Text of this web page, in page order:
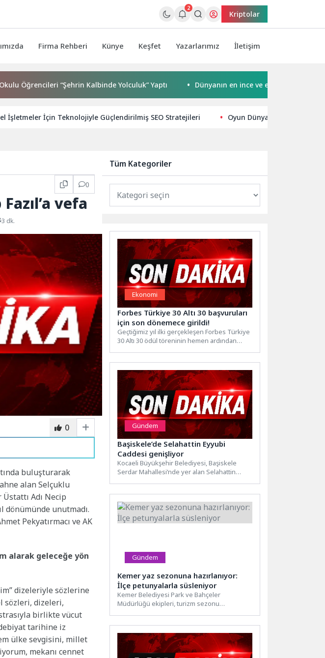
2
Kriptolar
Firma Rehberi Künye Keşfet Yazarlarımız İletişim
“Şehrin Kalbinde Yolculuk” Yaptı Dünyanın en ince ve en güçlü katlanabilir
İşletmeler İçin Teknolojiyle Güçlendirilmiş SEO Stratejileri Oyun Dünyasında Ezber
0
vefa
3 dk.
0
buluşturarak
alan Selçuklu
Adı Necip
dönümünde unutmadı.
Pekyatırmacı ve AK
alarak geleceğe yön
dizeleriyle sözlerine
sözleri, dizeleri,
birlikte vücut
tarihine iz
ülke sevgisini, millet
mekanı cennet
Tüm Kategoriler
Ekonomi
Forbes Türkiye 30 Altı 30 başvuruları
için son dönemece girildi!
Geçtiğimiz yıl ilki gerçekleşen Forbes Türkiye
30 Altı 30 ödül töreninin hemen ardından
Gündem
Başiskele’de Selahattin Eyyubi
Caddesi genişliyor
Kocaeli Büyükşehir Belediyesi, Başiskele
Serdar Mahallesi’nde yer alan Selahattin
Gündem
Kemer yaz sezonuna hazırlanıyor:
İlçe petunyalarla süsleniyor
Kemer Belediyesi Park ve Bahçeler
Müdürlüğü ekipleri, turizm sezonu